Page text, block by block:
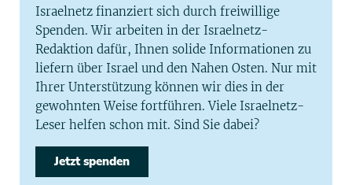
Israelnetz finanziert sich durch freiwillige
Spenden. Wir arbeiten in der Israelnetz-
Redaktion dafür, Ihnen solide Informationen zu
liefern über Israel und den Nahen Osten. Nur mit
Ihrer Unterstützung können wir dies in der
gewohnten Weise fortführen. Viele Israelnetz-
Leser helfen schon mit. Sind Sie dabei?
Jetzt spenden